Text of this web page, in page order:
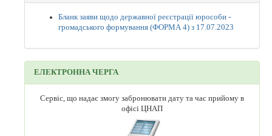
Бланк заяви щодо державної реєстрації юрособи -
громадського формування (ФОРМА 4) з 17.07.2023
ЕЛЕКТРОННА ЧЕРГА
Сервіс, що надає змогу забронювати дату та час прийому в
офісі ЦНАП